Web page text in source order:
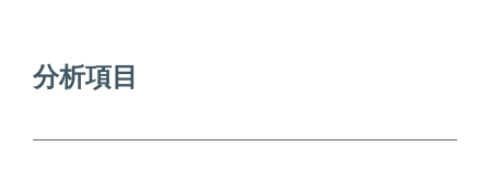
分析項目